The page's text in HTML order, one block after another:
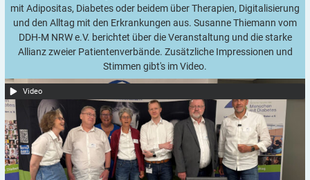
mit Adipositas, Diabetes oder beidem über Therapien, Digitalisierung
und den Alltag mit den Erkrankungen aus. Susanne Thiemann vom
DDH-M NRW e.V. berichtet über die Veranstaltung und die starke
Allianz zweier Patientenverbände. Zusätzliche Impressionen und
Stimmen gibt's im Video.
Video